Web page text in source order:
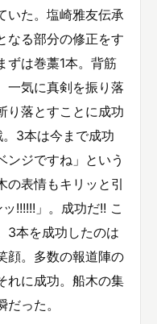
いた。塩崎雅友伝承
なる部分の修正をす
ずは巻藁1本。背筋
一気に真剣を振り落
り落とすことに成功
3本は今まで成功
ンジですね」という
の表情もキリッと引
!!!!!!」。成功だ!! こ
3本を成功したのは
顔。多数の報道陣の
れに成功。船木の集
った。